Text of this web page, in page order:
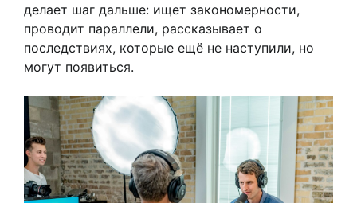
делает шаг дальше: ищет закономерности,
проводит параллели, рассказывает о
последствиях, которые ещё не наступили, но
могут появиться.